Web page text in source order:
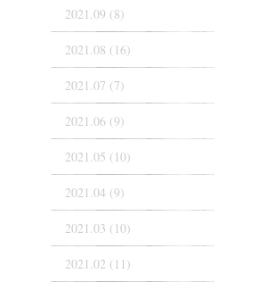
2021.09 (8)
2021.08 (16)
2021.07 (7)
2021.06 (9)
2021.05 (10)
2021.04 (9)
2021.03 (10)
2021.02 (11)